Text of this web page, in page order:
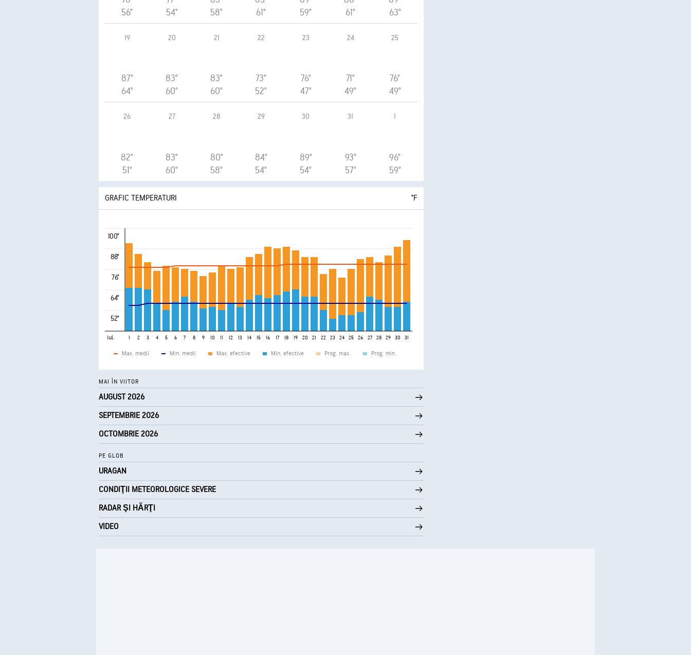
56°
54°
58°
61°
59°
61°
63°
19
87°
64°
20
83°
60°
21
83°
60°
22
73°
52°
23
76°
47°
24
71°
49°
25
76°
49°
26
82°
51°
27
83°
60°
28
80°
58°
29
84°
54°
30
89°
54°
31
93°
57°
1
96°
59°
GRAFIC TEMPERATURI °F
100°
88°
76°
64°
52°
iul. 1 2 3 4 5 6 7 8 9 10 11 12 13 14 15 16 17 18 19 20 21 22 23 24 25 26 27 28 29 30 31
Max. medii Min. medii Max. efective Min. efective Prog. max. Prog. min.
MAI ÎN VIITOR
AUGUST 2026
SEPTEMBRIE 2026
OCTOMBRIE 2026
PE GLOB
URAGAN
CONDIŢII METEOROLOGICE SEVERE
RADAR ŞI HĂRŢI
VIDEO